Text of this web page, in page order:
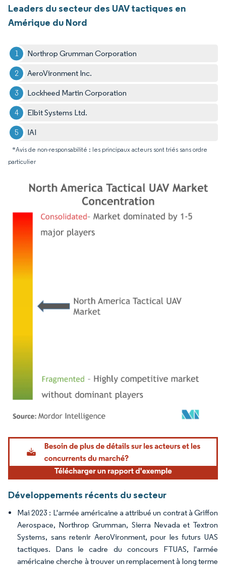
Leaders du secteur des UAV tactiques en
Amérique du Nord
Northrop Grumman Corporation
AeroVironment Inc.
Lockheed Martin Corporation
Elbit Systems Ltd.
IAI
*Avis de non-responsabilité : les principaux acteurs sont triés sans ordre
particulier
Image © Mordor Intelligence. La réutilisation nécessite une attribution sous CC BY
Développements récents du secteur
Mai 2023 : L'armée américaine a attribué un contrat à Griffon
Aerospace, Northrop Grumman, Sierra Nevada et Textron
Systems, sans retenir AeroVironment, pour les futurs UAS
tactiques. Dans le cadre du concours FTUAS, l'armée
américaine cherche à trouver un remplacement à long terme